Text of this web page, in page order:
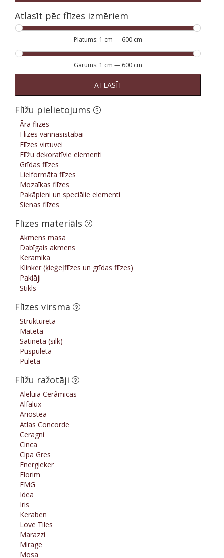
Atlasīt pēc flīzes izmēriem
Platums: 1 cm — 600 cm
Garums: 1 cm — 600 cm
ATLASĪT
Flīžu pielietojums
Āra flīzes
Flīzes vannasistabai
Flīzes virtuvei
Flīžu dekoratīvie elementi
Grīdas flīzes
Lielformāta flīzes
Mozaīkas flīzes
Pakāpieni un speciālie elementi
Sienas flīzes
Flīzes materiāls
Akmens masa
Dabīgais akmens
Keramika
Klinker (ķieģeļflīzes un grīdas flīzes)
Paklāji
Stikls
Flīzes virsma
Strukturēta
Matēta
Satinēta (silk)
Puspulēta
Pulēta
Flīžu ražotāji
Aleluia Cerâmicas
Alfalux
Ariostea
Atlas Concorde
Ceragni
Cinca
Cipa Gres
Energieker
Florim
FMG
Idea
Iris
Keraben
Love Tiles
Marazzi
Mirage
Mosa